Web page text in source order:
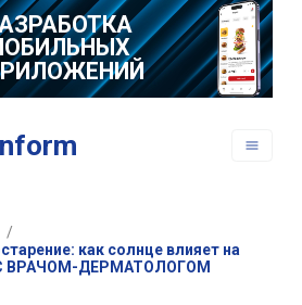
/
как солнце влияет на
ВРАЧОМ-ДЕРМАТОЛОГОМ